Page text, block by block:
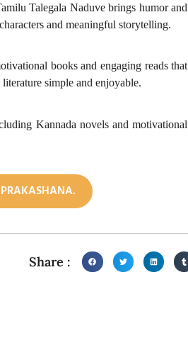
Talegala Naduve brings humor and
and meaningful storytelling.
books and engaging reads that
simple and enjoyable.
Kannada novels and motivational
Share :